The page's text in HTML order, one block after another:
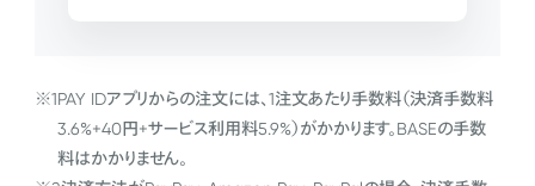
※1PAY IDアプリからの注文には、1注文あたり手数料（決済手数料
3.6%+40円+サービス利用料5.9%）がかかります。BASEの手数
料はかかりません。